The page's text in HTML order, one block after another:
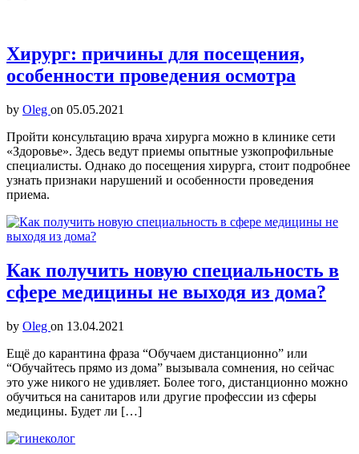
Хирург: причины для посещения,
особенности проведения осмотра
by Oleg on 05.05.2021
Пройти консультацию врача хирурга можно в клинике сети
«Здоровье». Здесь ведут приемы опытные узкопрофильные
специалисты. Однако до посещения хирурга, стоит подробнее
узнать признаки нарушений и особенности проведения
приема.
Как получить новую специальность в
сфере медицины не выходя из дома?
by Oleg on 13.04.2021
Ещё до карантина фраза “Обучаем дистанционно” или
“Обучайтесь прямо из дома” вызывала сомнения, но сейчас
это уже никого не удивляет. Более того, дистанционно можно
обучиться на санитаров или другие профессии из сферы
медицины. Будет ли […]